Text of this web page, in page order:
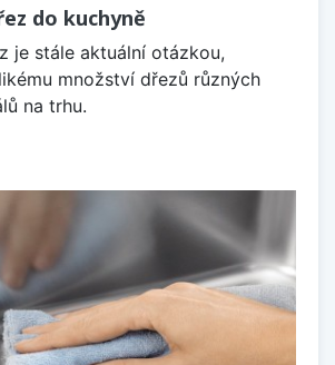
do kuchyně
je stále aktuální otázkou,
množství dřezů různých
na trhu.